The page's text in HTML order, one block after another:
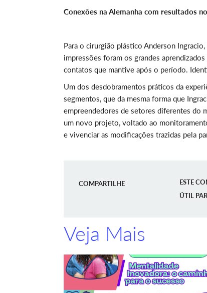
Conexões na Alemanha com resultados
Para o cirurgião plástico Anderson
impressões foram os grandes
contatos que mantive após o período.
Um dos desdobramentos práticos da
segmentos, que da mesma forma que
empreendedores de setores diferentes do
um novo projeto, voltado ao
e vivenciar as modificações trazidas pela
COMPARTILHE
ESTE
ÚTIL
Veja Mais